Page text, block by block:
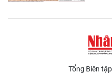
Tổng Biên